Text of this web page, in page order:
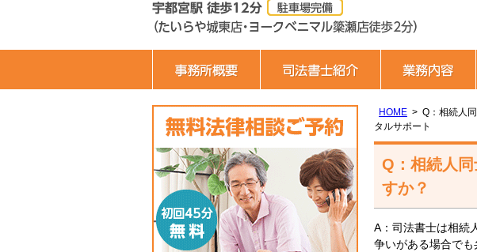
HOME
Q：相続人
タルサポート
Q：相続人
すか？
A ：司法書士は相
争いがある場合でも